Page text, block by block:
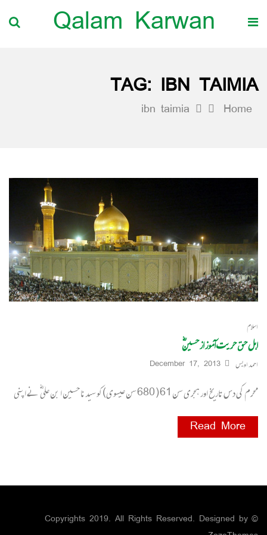
Qalam Karwan
TAG: IBN TAIMIA
Home
ibn taimia
اسلام
اہل حق حریت آموز از حسینؓ
احمد اویس December 17, 2013
محرم کی دس تاریخ اور ہجری سن 61 ( 680 سن عیسوی)کو سیدنا حسین ا بن علی ؓ نے اپنی
Read More
© Copyrights 2019. All Rights Reserved. Designed by